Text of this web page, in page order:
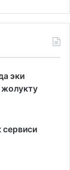
эки
сервиси